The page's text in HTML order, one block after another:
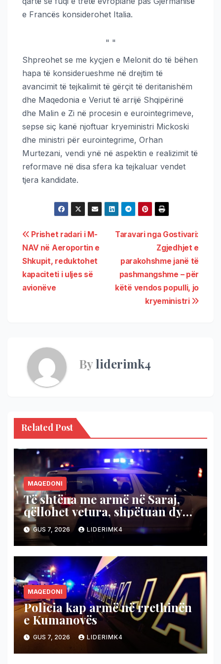
e Francës konsiderohet Italia.
" "
Shpreohet se me kyçjen e Melonit do të bëhen
hapa të konsiderueshme në drejtim të
avancimit të tejkalimit të gërçit të deritanishëm
dhe Maqedonia e Veriut të arrijë Shqipërinë
dhe Malin e Zi në procesin e eurointegrimeve,
sepse siç kanë njoftuar kryeministri Mickoski
dhe ministri për eurointegrime, Orhan
Murtezani, vendi ynë në aspektin e realizimit të
reformave në disa sfera ka tejkaluar vendet
tjera kandidate.
Taravari nga Gostivari:
Zgjedhjet e
parakohshme janë të
pashmangshme – për
këtë vendos populli, jo
kryeministri
Prishet radari i M-
NAV në Aeroportin e
Shkupit, reduktohet
kapaciteti i uljes së
avionëve
Byliderimk4
Related Post
MAQEDONI
Të shtëna me armë në Saraj,
qëllohet vetura, shpëtuan dy
persona
GUS 7, 2026 LIDERIMK4
MAQEDONI
Policia kap armë në rrethinën
e Kumanovës
GUS 7, 2026 LIDERIMK4